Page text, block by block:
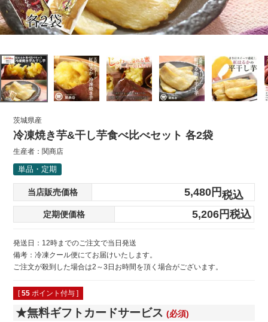
茨城県産
冷凍焼き芋&干し芋食べ比べセット 各2袋
生産者： 関商店
単品・定期
当店販売価格 5,480 税込
定期便価格 5,206 税込
発送日：12時までのご注文で当日発送
備考：冷凍クール便にてお届けいたします。
ご注文が殺到した場合は2～3日お時間を頂く場合がございます。
[ 55 ポイント付与 ]
★無料ギフトカードサービス(必須)